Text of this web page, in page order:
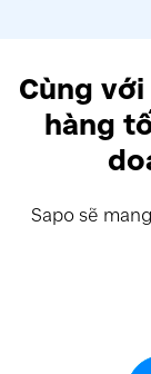
Cùng
hàng
Sapo sẽ